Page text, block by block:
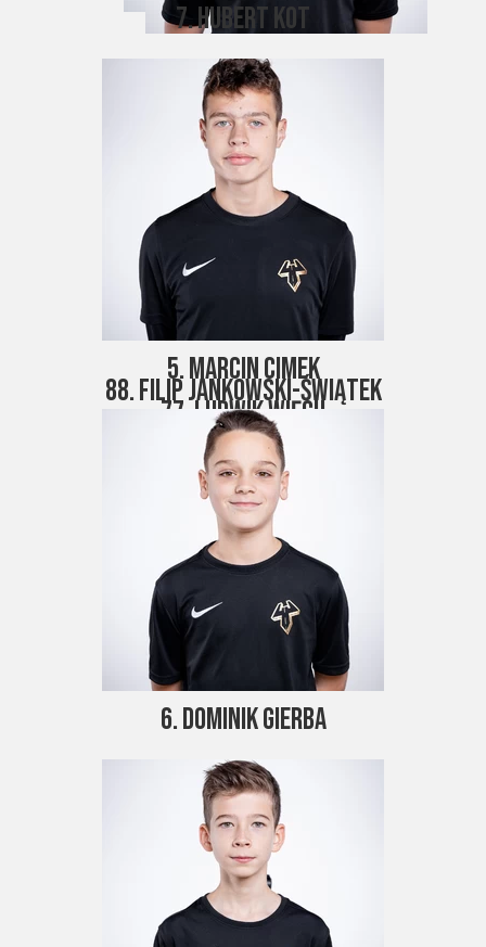
7. Hubert Kot
6. Dominik Gierba
77. Ludwik Więch
88. Filip Jankowski-Świątek
5. Marcin Cimek